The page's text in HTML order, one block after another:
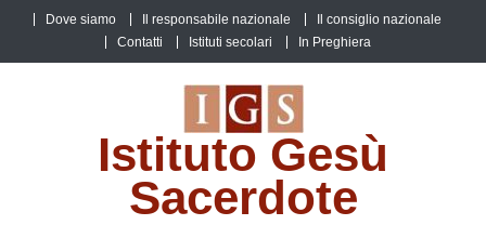
content
Dove siamo Il responsabile nazionale
Il consiglio nazionale
Contatti
Istituti secolari In Preghiera
Istituto Gesù
Sacerdote